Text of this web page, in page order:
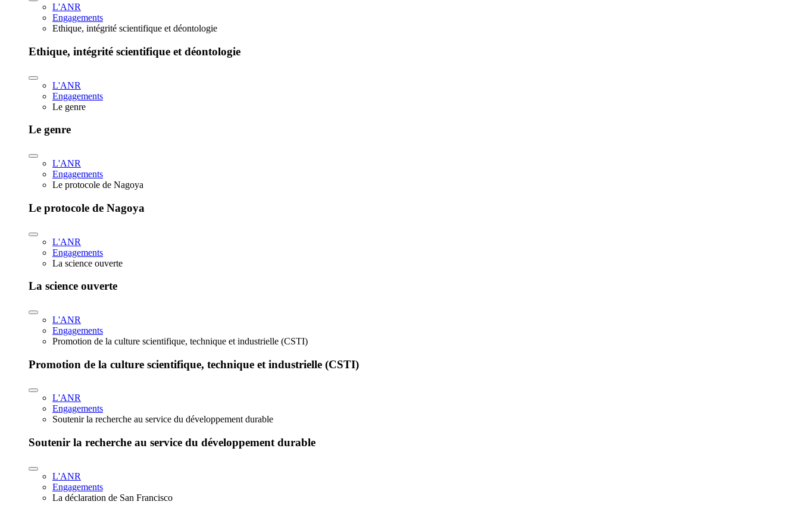
L'ANR
Engagements
Ethique, intégrité scientifique et déontologie
Ethique, intégrité scientifique et déontologie
L'ANR
Engagements
Le genre
Le genre
L'ANR
Engagements
Le protocole de Nagoya
Le protocole de Nagoya
L'ANR
Engagements
La science ouverte
La science ouverte
L'ANR
Engagements
Promotion de la culture scientifique, technique et industrielle (CSTI)
Promotion de la culture scientifique, technique et industrielle (CSTI)
L'ANR
Engagements
Soutenir la recherche au service du développement durable
Soutenir la recherche au service du développement durable
L'ANR
Engagements
La déclaration de San Francisco